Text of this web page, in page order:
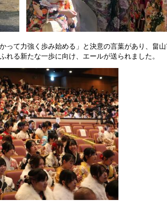
て力強く歩み始める」と決意の言葉があり、畠
る新たな一歩に向け、エールが送られました。